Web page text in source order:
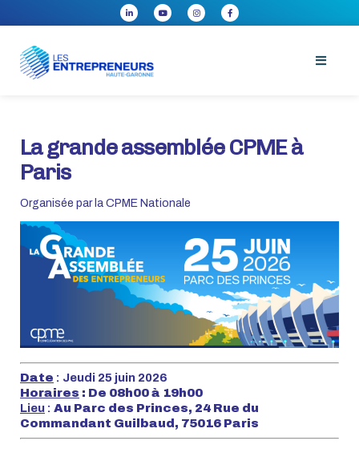
La grande assemblée CPME à
Paris
Organisée par la CPME Nationale
Date : Jeudi 25 juin 2026
Horaires : De 08h00 à 19h00
Lieu : Au Parc des Princes, 24 Rue du
Commandant Guilbaud, 75016 Paris